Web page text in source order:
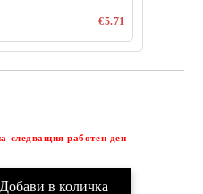
€5.71
следващия работен ден